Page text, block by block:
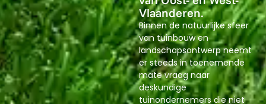
Vlaanderen.
Binnen de natuurlijke sfeer
van tuinbouw en
landschapsontwerp neemt
er steeds in toenemende
mate vraag naar
deskundige
tuinondernemers die niet